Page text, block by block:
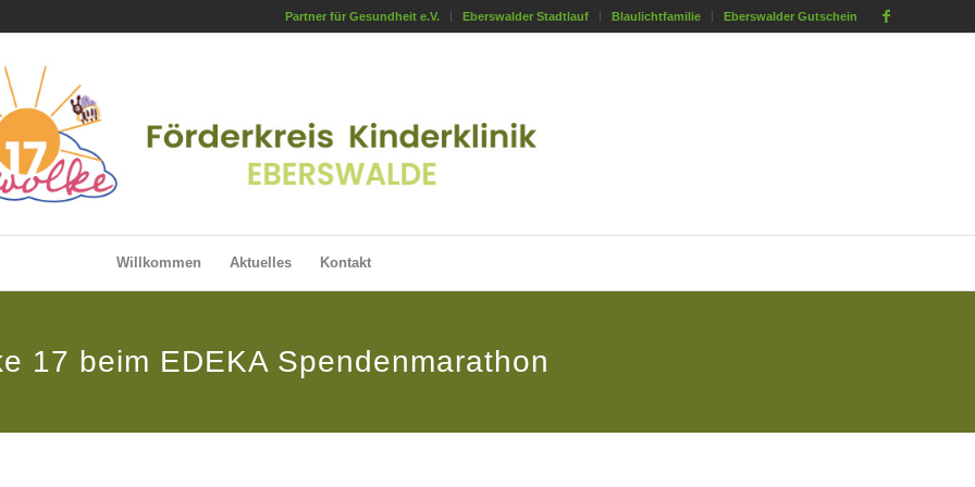
Partner für Gesundheit e.V. Eberswalder Stadtlauf Blaulichtfamilie Eberswalder Gutschein
Willkommen Aktuelles Kontakt
17 beim EDEKA Spendenmarathon